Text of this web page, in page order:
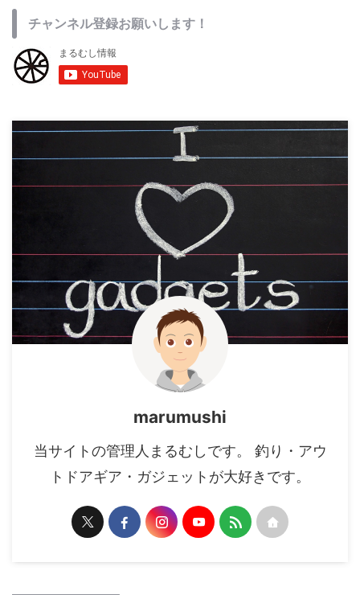
チャンネル登録お願いします！
marumushi
当サイトの管理人まるむしです。 釣り・アウ
トドアギア・ガジェットが大好きです。